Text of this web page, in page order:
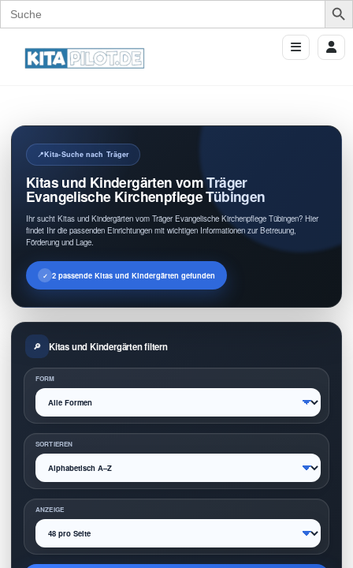
Search
for:
Kita-Suche nach Träger
Kitas und Kindergärten vom Träger
Evangelische Kirchenpflege Tübingen
Ihr sucht Kitas und Kindergärten vom Träger Evangelische Kirchenpflege Tübingen? Hier
findet Ihr die passenden Einrichtungen mit wichtigen Informationen zur Betreuung,
Förderung und Lage.
2 passende Kitas und Kindergärten gefunden
Kitas und Kindergärten filtern
FORM
SORTIEREN
ANZEIGE